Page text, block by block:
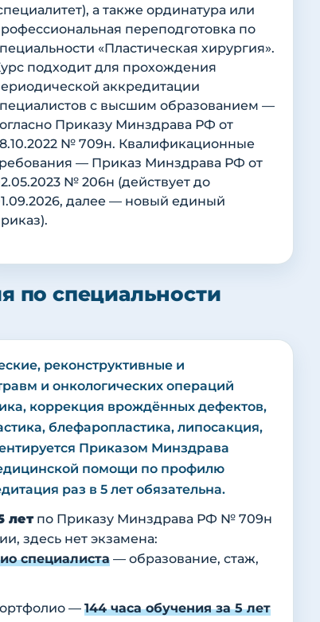
а также ординатура или
переподготовка по
«Пластическая хирургия».
подходит для прохождения
аккредитации
с высшим образованием —
Приказу Минздрава РФ от
№ 709н. Квалификационные
— Приказ Минздрава РФ от
№ 206н (действует до
далее — новый единый
по специальности
реконструктивные и
и онкологических операций
коррекция врождённых дефектов,
блефаропластика, липосакция,
Приказом Минздрава
помощи по профилю
раз в 5 лет обязательна.
летпо Приказу Минздрава РФ № 709н
здесь нет экзамена:
специалиста — образование, стаж,
— 144 часа обучения за 5 лет